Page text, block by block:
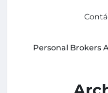
Personal Brokers